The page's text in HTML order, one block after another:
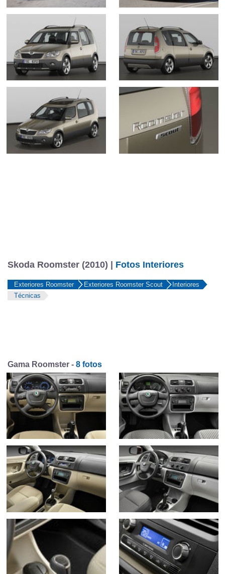
Skoda Roomster (2010) | Fotos Interiores
Exteriores Roomster Exteriores Roomster Scout
Interiores
Técnicas
Gama Roomster - 8 fotos